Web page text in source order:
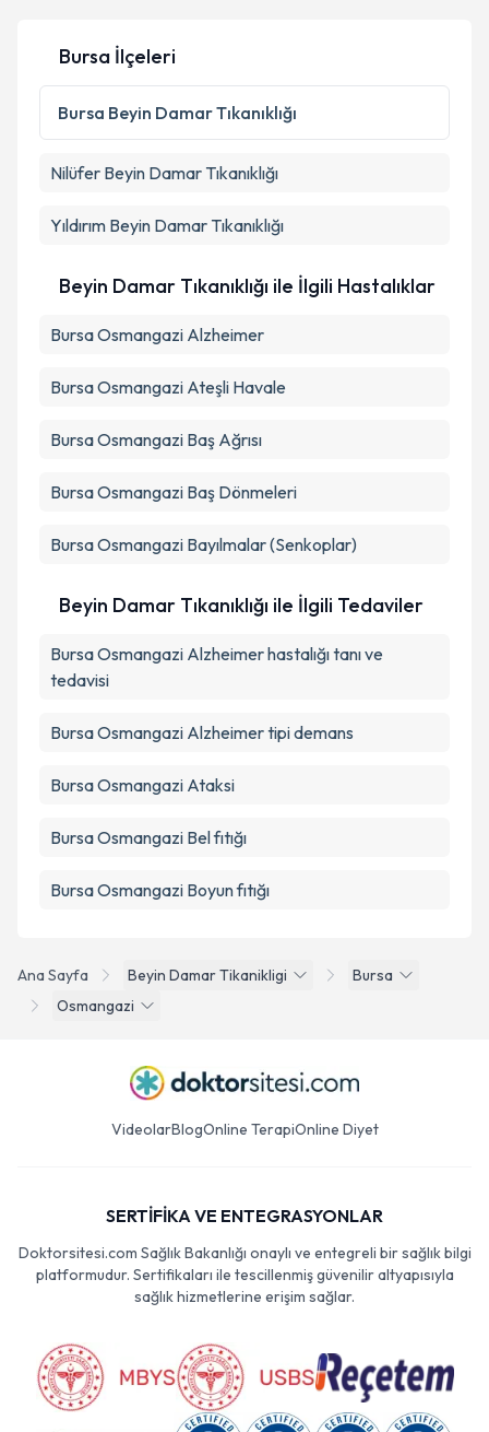
Kişisel verilerimin işlenmesine ilişkin
Metni'ni okudum ve kişisel verilerimin belirtilen
kapsamda işlenmesini kabul ediyorum.
Ana Sayfa Beyin Damar Tikanikligi
Bursa
Osmangazi
Bursa İlçeleri
Bursa Beyin Damar Tıkanıklığı
Nilüfer Beyin Damar Tıkanıklığı
Yıldırım Beyin Damar Tıkanıklığı
Beyin Damar Tıkanıklığı ile İlgili Hastalıklar
Bursa Osmangazi Alzheimer
Bursa Osmangazi Ateşli Havale
Bursa Osmangazi Baş Ağrısı
Bursa Osmangazi Baş Dönmeleri
Bursa Osmangazi Bayılmalar (Senkoplar)
Beyin Damar Tıkanıklığı ile İlgili Tedaviler
Bursa Osmangazi Alzheimer hastalığı tanı ve
tedavisi
Bursa Osmangazi Alzheimer tipi demans
Bursa Osmangazi Ataksi
Bursa Osmangazi Bel fıtığı
Bursa Osmangazi Boyun fıtığı
VideolarBlogOnline TerapiOnline Diyet
SERTİFİKA VE ENTEGRASYONLAR
Doktorsitesi.com Sağlık Bakanlığı onaylı ve entegreli bir sağlık bilgi
platformudur. Sertifikaları ile tescillenmiş güvenilir altyapısıyla
sağlık hizmetlerine erişim sağlar.